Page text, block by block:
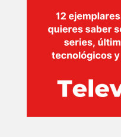
TECNOVITOS
EVENTOS